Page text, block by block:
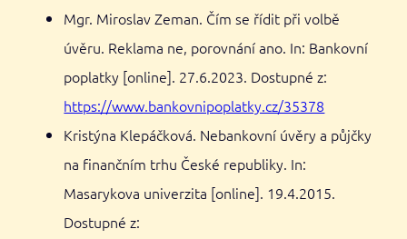
Mgr. Miroslav Zeman. Čím se řídit při volbě
úvěru. Reklama ne, porovnání ano. In: Bankovní
poplatky [online]. 27.6.2023. Dostupné z:
https://www.bankovnipoplatky.cz/35378
Kristýna Klepáčková. Nebankovní úvěry a půjčky
na finančním trhu České republiky. In:
Masarykova univerzita [online]. 19.4.2015.
Dostupné z: